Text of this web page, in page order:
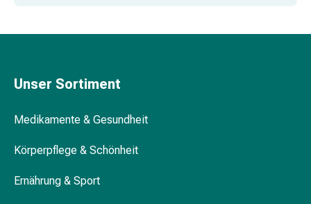
Gesichtspflege
Augenpflege
Pflegemasken
Reinigung
Accessoires
Nährstoffreiche Tabletten für gesundes
Unser Sortiment
Medikamente & Gesundheit
Körperpflege & Schönheit
Ernährung & Sport